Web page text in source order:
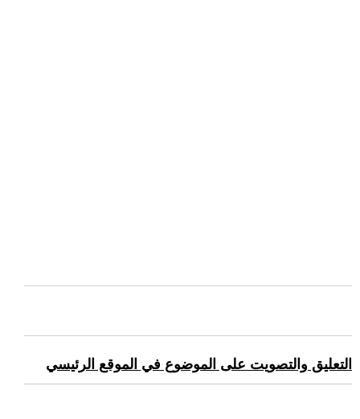
التعليق والتصويت على الموضوع في الموقع الرئيسي